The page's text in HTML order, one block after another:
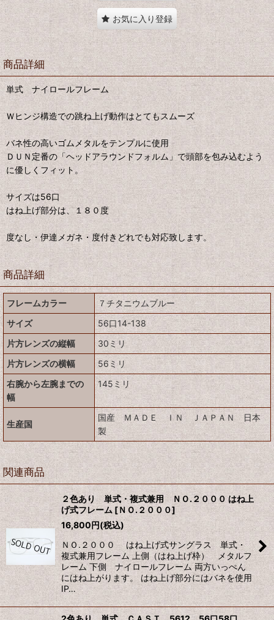
お気に入り登録
商品詳細
単式 ナイロールフレーム
Ｗヒンジ構造での跳ね上げ動作はとてもスムーズ
バネ性の高いゴムメタルをテンプルに使用
ＤＵＮ定番の「ヘッドアラウンドフォルム」で頭部を包み込むよう
に優しくフィット。
サイズは56口
はね上げ部分は、１８０度
度なし・伊達メガネ・度付きどれでも対応致します。
商品詳細
フレームカラー
７チタニウムブルー
サイズ
56口14-138
片方レンズの縦幅
30ミリ
片方レンズの横幅
56ミリ
右腕から左腕までの
幅
145ミリ
生産国
国産 ＭＡＤＥ ＩＮ ＪＡＰＡＮ 日本
製
関連商品
２色あり 単式・複式兼用 ＮＯ.２０００ はね上
げ式フレーム [ＮＯ.２０００]
16,800円(税込)
ＮＯ.２０００ はね上げ式サングラス 単式・
複式兼用フレーム 上側（はね上げ枠） メタルフ
レーム 下側 ナイロールフレーム 両方いっぺん
にはね上がります。 はね上げ部分にはバネを使用
IP…